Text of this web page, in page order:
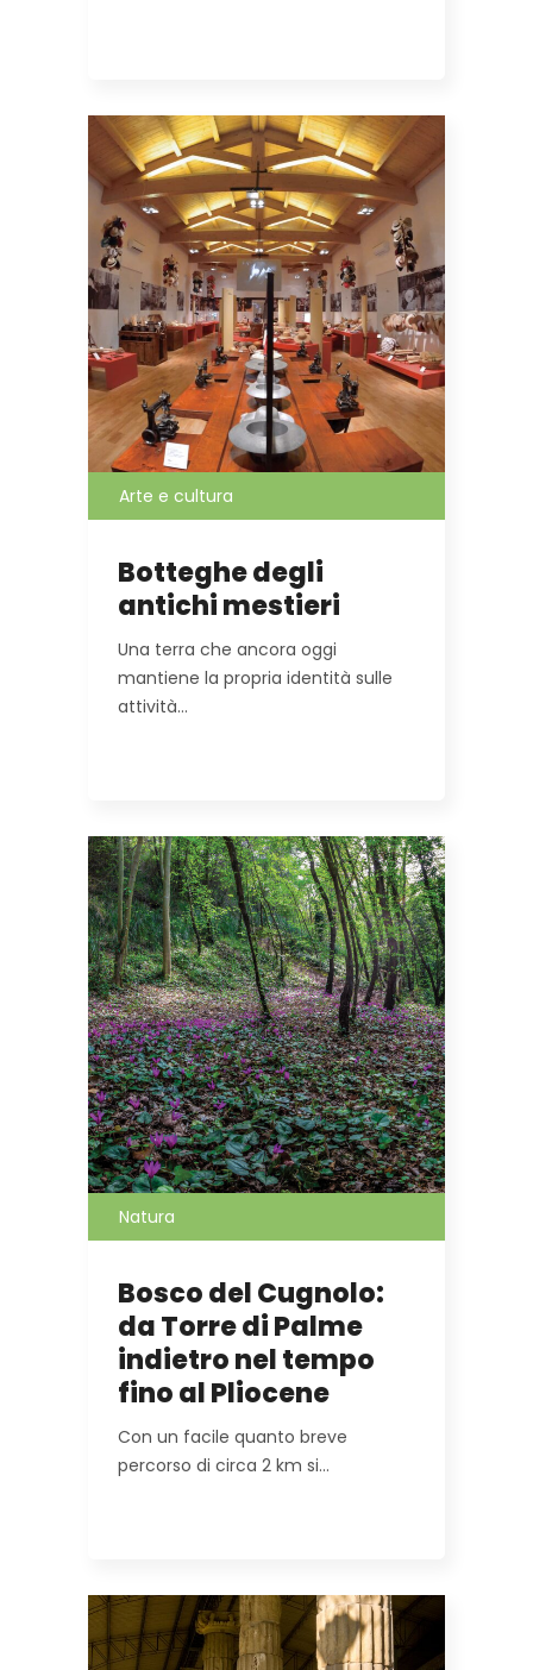
Arte e cultura
Botteghe degli
antichi mestieri
Una terra che ancora oggi
mantiene la propria identità sulle
attività…
Natura
Bosco del Cugnolo:
da Torre di Palme
indietro nel tempo
fino al Pliocene
Con un facile quanto breve
percorso di circa 2 km si…